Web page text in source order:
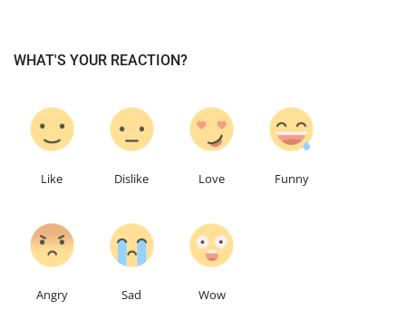
WHAT'S YOUR REACTION?
Like Dislike Love Funny
Angry Sad Wow